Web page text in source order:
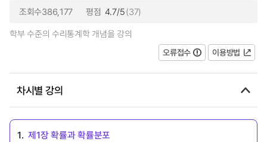
조회수386,177 평점 4.7/5(37)
학부 수준의 수리통계학 개념을 강의
오류접수
이용방법
차시별 강의
1. 제1장 확률과 확률분포